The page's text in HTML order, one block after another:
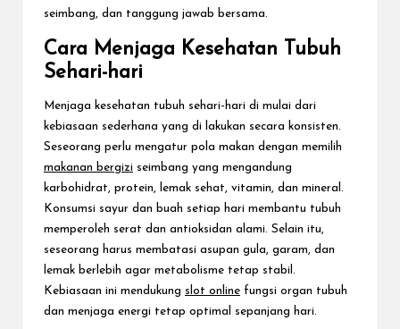
seimbang, dan tanggung jawab bersama.
Cara Menjaga Kesehatan Tubuh
Sehari-hari
Menjaga kesehatan tubuh sehari-hari di mulai dari
kebiasaan sederhana yang di lakukan secara konsisten.
Seseorang perlu mengatur pola makan dengan memilih
makanan bergizi seimbang yang mengandung
karbohidrat, protein, lemak sehat, vitamin, dan mineral.
Konsumsi sayur dan buah setiap hari membantu tubuh
memperoleh serat dan antioksidan alami. Selain itu,
seseorang harus membatasi asupan gula, garam, dan
lemak berlebih agar metabolisme tetap stabil.
Kebiasaan ini mendukung slot online fungsi organ tubuh
dan menjaga energi tetap optimal sepanjang hari.